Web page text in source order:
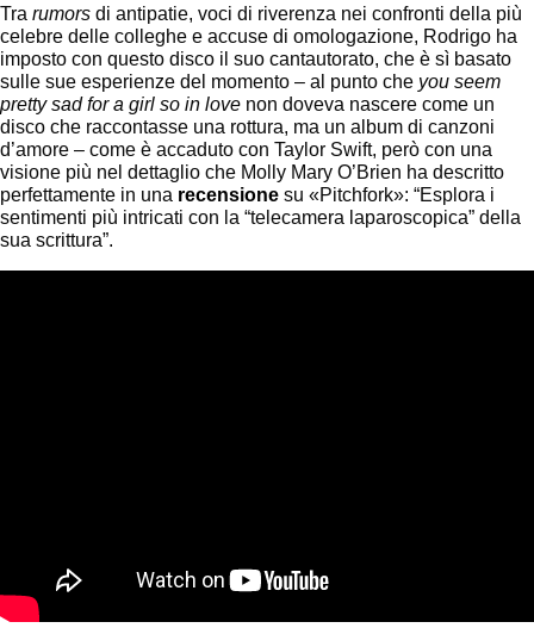
Tra rumors di antipatie, voci di riverenza nei confronti della più
celebre delle colleghe e accuse di omologazione, Rodrigo ha
imposto con questo disco il suo cantautorato, che è sì basato
sulle sue esperienze del momento – al punto che you seem
pretty sad for a girl so in love non doveva nascere come un
disco che raccontasse una rottura, ma un album di canzoni
d’amore – come è accaduto con Taylor Swift, però con una
visione più nel dettaglio che Molly Mary O’Brien ha descritto
perfettamente in una recensione su «Pitchfork»: “Esplora i
sentimenti più intricati con la “telecamera laparoscopica” della
sua scrittura”.